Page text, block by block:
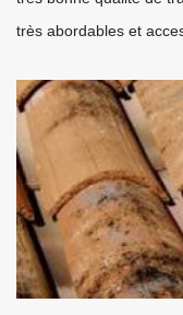
très abordables et